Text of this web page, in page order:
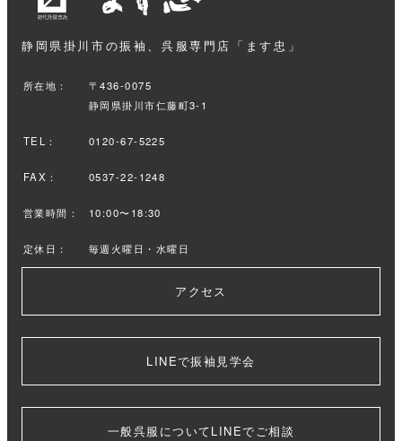
静岡県掛川市の振袖、呉服専門店「ます忠」
所在地：
〒436-0075
静岡県掛川市仁藤町3-1
TEL： 0120-67-5225
FAX： 0537-22-1248
営業時間： 10:00〜18:30
定休日： 毎週火曜日・水曜日
アクセス
LINEで振袖見学会
一般呉服についてLINEでご相談